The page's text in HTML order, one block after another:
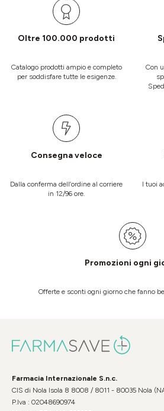
Oltre 100.000 prodotti
Catalogo prodotti ampio e completo
per soddisfare tutte le esigenze.
Con
Consegna veloce
Dalla conferma dell’ordine al corriere
in 12/96 ore.
I tuoi
Promozioni ogni
Offerte e sconti ogni giorno che fanno
Farmacia Internazionale S.n.c.
CIS di Nola Isola 8 8008 / 8011 - 80035 Nola
P.Iva : 02048690974